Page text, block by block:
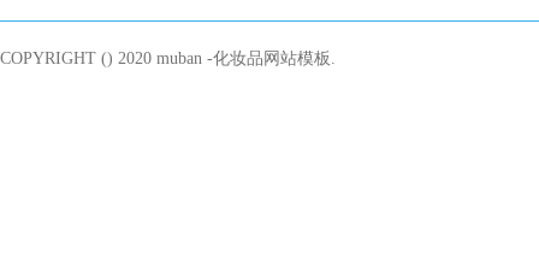
COPYRIGHT () 2020 muban -化妆品网站模板.